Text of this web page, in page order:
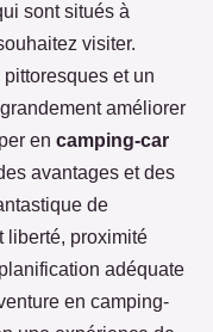
sont situés à
visiter.
et un
améliorer
en camping-car
avantages et des
de
liberté, proximité
adéquate
en camping-